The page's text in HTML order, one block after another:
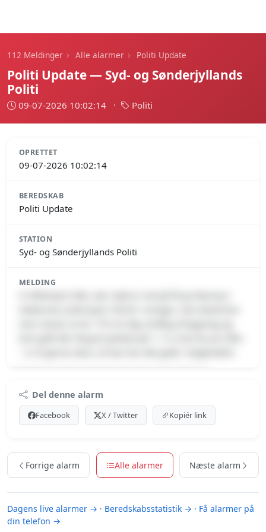
112 Meldinger › Alle alarmer › Politi Update
Politi Update — Syd- og Sønderjyllands
Politi
09-07-2026 10:02:14 · Politi
OPRETTET
09-07-2026 10:02:14
BEREDSKAB
Politi Update
STATION
Syd- og Sønderjyllands Politi
MELDING
Premium indhold
Log ind med Premium for at se meldingen.
Se Premium-muligheder
Del denne alarm
Facebook X / Twitter Kopiér link
Forrige alarm Alle alarmer Næste alarm
Dagens live alarmer → · Beredskabsstatistik → · Få alarmer på
din telefon →